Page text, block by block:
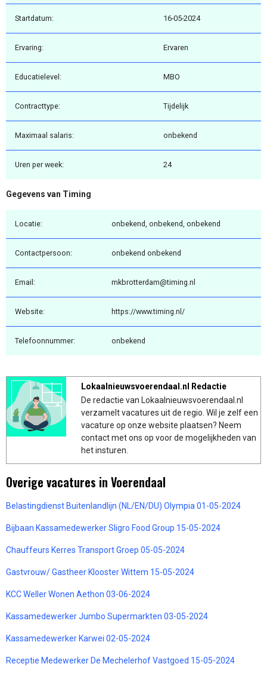
Startdatum: 16-05-2024
Ervaring: Ervaren
Educatielevel: MBO
Contracttype: Tijdelijk
Maximaal salaris: onbekend
Uren per week: 24
Gegevens van Timing
Locatie: onbekend, onbekend, onbekend
Contactpersoon: onbekend onbekend
Email: mkbrotterdam@timing.nl
Website: https://www.timing.nl/
Telefoonnummer: onbekend
Lokaalnieuwsvoerendaal.nl Redactie
De redactie van Lokaalnieuwsvoerendaal.nl
verzamelt vacatures uit de regio. Wil je zelf een
vacature op onze website plaatsen? Neem
contact met ons op voor de mogelijkheden van
het insturen.
Overige vacatures in Voerendaal
Belastingdienst Buitenlandlijn (NL/EN/DU) Olympia 01-05-2024
Bijbaan Kassamedewerker Sligro Food Group 15-05-2024
Chauffeurs Kerres Transport Groep 05-05-2024
Gastvrouw/ Gastheer Klooster Wittem 15-05-2024
KCC Weller Wonen Aethon 03-06-2024
Kassamedewerker Jumbo Supermarkten 03-05-2024
Kassamedewerker Karwei 02-05-2024
Receptie Medewerker De Mechelerhof Vastgoed 15-05-2024